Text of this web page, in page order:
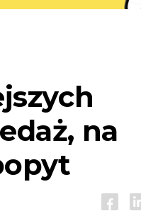
na